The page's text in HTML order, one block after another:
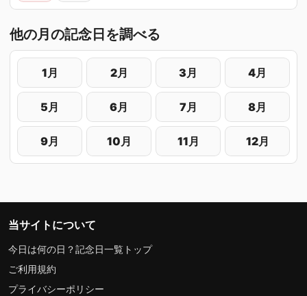
他の月の記念日を調べる
1月 2月 3月 4月
5月 6月 7月 8月
9月 10月 11月 12月
当サイトについて
今日は何の日？記念日一覧トップ
ご利用規約
プライバシーポリシー